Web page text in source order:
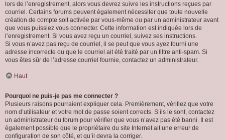
lors de l’enregistrement, alors vous devrez suivre les instructions reçues par
courriel. Certains forums peuvent également nécessiter que toute nouvelle
création de compte soit activée par vous-même ou par un administrateur avant
que vous puissiez vous connecter. Cette information est indiquée lors de
l’enregistrement. Si vous avez reçu un courriel, suivez ses instructions.
Si vous n’avez pas reçu de courriel, il se peut que vous ayez fourni une
adresse incorrecte ou que le courriel ait été traité par un filtre anti-spam. Si
vous êtes sûr de l’adresse courriel fournie, contactez un administrateur.
Haut
Pourquoi ne puis-je pas me connecter ?
Plusieurs raisons pourraient expliquer cela. Premièrement, vérifiez que votre
nom d’utilisateur et votre mot de passe soient corrects. S’ils le sont, contactez
un administrateur du forum pour vérifier que vous n’avez pas été banni. Il est
également possible que le propriétaire du site Internet ait une erreur de
configuration de son côté, et qu’il devra la corriger.